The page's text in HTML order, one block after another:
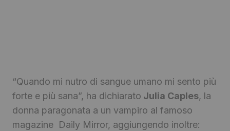
“Quando mi nutro di sangue umano mi sento più
forte e più sana”, ha dichiarato Julia Caples, la
donna paragonata a un vampiro al famoso
magazine Daily Mirror, aggiungendo inoltre: